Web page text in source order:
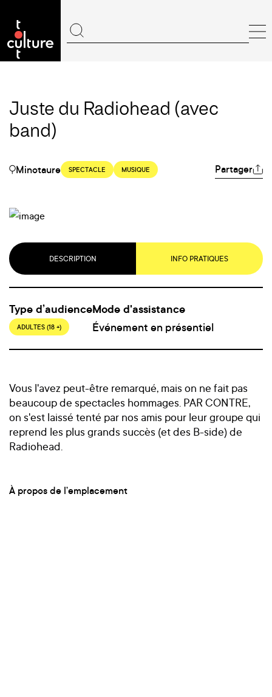
Juste du Radiohead (avec
band)
Minotaure SPECTACLE MUSIQUE Partager
DESCRIPTION INFO PRATIQUES
Type d’audience
ADULTES (18 +)
Mode d'assistance
Événement en présentiel
Vous l'avez peut-être remarqué, mais on ne fait pas
beaucoup de spectacles hommages. PAR CONTRE,
on s'est laissé tenté par nos amis pour leur groupe qui
reprend les plus grands succès (et des B-side) de
Radiohead.
À propos de l’emplacement